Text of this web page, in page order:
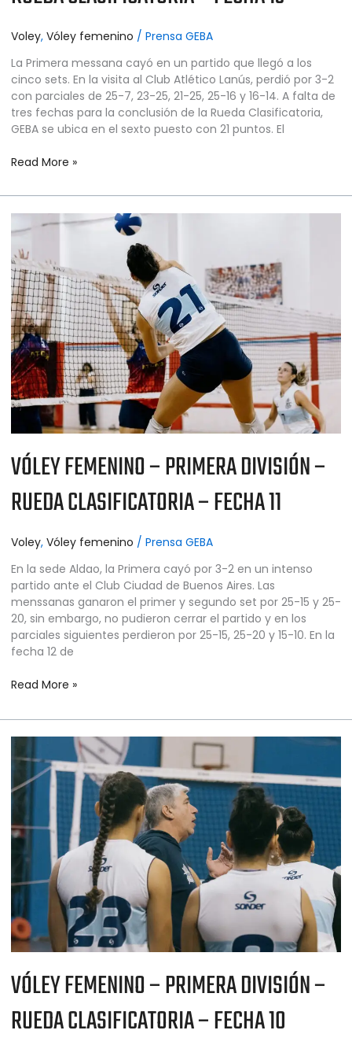
Voley, Vóley femenino / Prensa GEBA
La Primera messana cayó en un partido que llegó a los
cinco sets. En la visita al Club Atlético Lanús, perdió por 3-2
con parciales de 25-7, 23-25, 21-25, 25-16 y 16-14. A falta de
tres fechas para la conclusión de la Rueda Clasificatoria,
GEBA se ubica en el sexto puesto con 21 puntos. El
Read More »
VÓLEY FEMENINO – PRIMERA DIVISIÓN –
RUEDA CLASIFICATORIA – FECHA 11
Voley, Vóley femenino / Prensa GEBA
En la sede Aldao, la Primera cayó por 3-2 en un intenso
partido ante el Club Ciudad de Buenos Aires. Las
menssanas ganaron el primer y segundo set por 25-15 y 25-
20, sin embargo, no pudieron cerrar el partido y en los
parciales siguientes perdieron por 25-15, 25-20 y 15-10. En la
fecha 12 de
VÓLEY
FEMENINO
–
PRIMERA
DIVISIÓN
–
RUEDA
CLASIFICATORIA
–
FECHA
11
Read More »
VÓLEY FEMENINO – PRIMERA DIVISIÓN –
RUEDA CLASIFICATORIA – FECHA 10
FEMENINO
PRIMERA
DIVISIÓN
–
RUEDA
CLASIFICATORIA
FECHA
10